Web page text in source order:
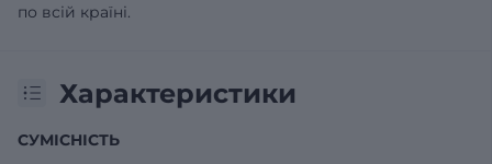
по всій країні.
Характеристики
СУМІСНІСТЬ